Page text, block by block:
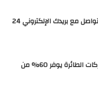
جهاز يمكنك من التواصل مع بريدك الإلكتروني 24
تصميم مبتكر لمحركات الطائرة يوفر 60% من